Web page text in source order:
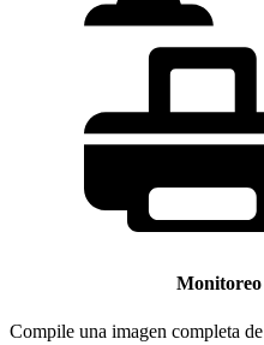
Monitoreo
Compile una imagen completa